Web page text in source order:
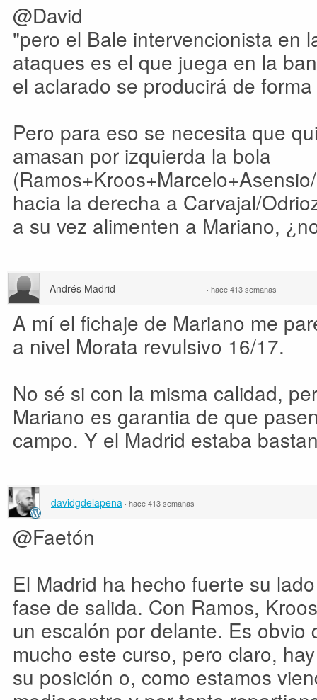
@David
"pero el Bale intervencionista en
ataques es el que juega en la
el aclarado se producirá de
Pero para eso se necesita que
amasan por izquierda la bola
hacia la derecha a Carvajal/
a su vez alimenten a Mariano,
Andrés Madrid · hace 413 semanas
A mí el fichaje de Mariano me
a nivel Morata revulsivo 16/17.
No sé si con la misma calidad,
Mariano es garantia de que
campo. Y el Madrid estaba
davidgdelapena · hace 413 semanas
@Faetón
El Madrid ha hecho fuerte su
fase de salida. Con Ramos,
un escalón por delante. Es obvio
mucho este curso, pero claro,
su posición o, como estamos